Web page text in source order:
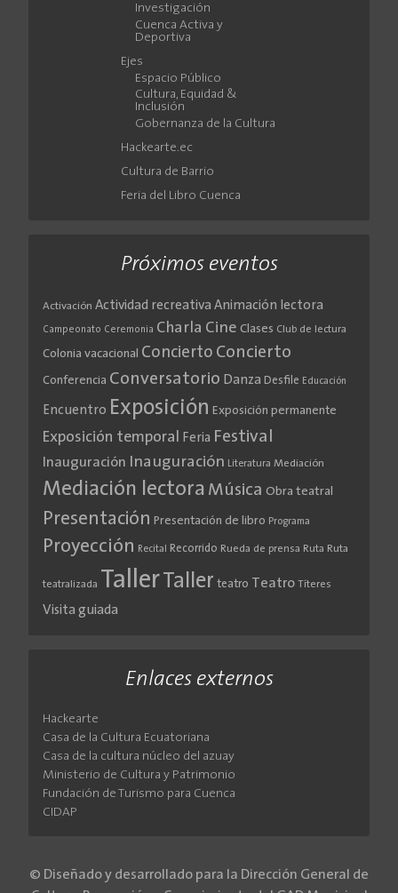
Investigación
Cuenca Activa y
Deportiva
Ejes
Espacio Público
Cultura, Equidad &
Inclusión
Gobernanza de la Cultura
Hackearte.ec
Cultura de Barrio
Feria del Libro Cuenca
Próximos eventos
Activación Actividad recreativa Animación lectora
Campeonato Ceremonia Charla Cine Clases Club de lectura
Colonia vacacional Concierto Concierto
Conferencia Conversatorio Danza Desfile Educación
Encuentro Exposición Exposición permanente
Exposición temporal Feria Festival
Inauguración Inauguración Literatura Mediación
Mediación lectora Música Obra teatral
Presentación Presentación de libro Programa
Proyección Recital Recorrido Rueda de prensa Ruta Ruta
teatralizada Taller Taller teatro Teatro Títeres
Visita guiada
Enlaces externos
Hackearte
Casa de la Cultura Ecuatoriana
Casa de la cultura núcleo del azuay
Ministerio de Cultura y Patrimonio
Fundación de Turismo para Cuenca
CIDAP
© Diseñado y desarrollado para la Dirección General de